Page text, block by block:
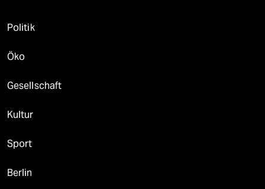
Politik
Öko
Gesellschaft
Kultur
Sport
Berlin